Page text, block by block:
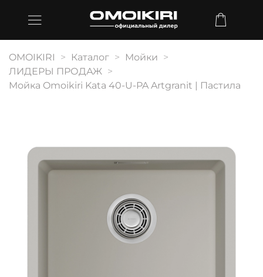
OMOIKIRI Каталог
Мойки
ЛИДЕРЫ ПРОДАЖ
Мойка Omoikiri Kata 40-U-PA Artgranit | Пастила